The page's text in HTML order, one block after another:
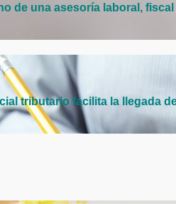
de una asesoría laboral, fiscal
tributario facilita la llegada